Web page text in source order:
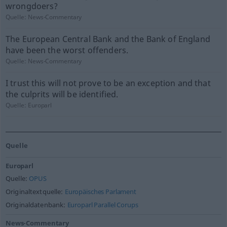
wrongdoers?
Quelle: News-Commentary
The European Central Bank and the Bank of England
have been the worst offenders.
Quelle: News-Commentary
I trust this will not prove to be an exception and that
the culprits will be identified.
Quelle: Europarl
Quelle
Europarl
Quelle: OPUS
Originaltextquelle: Europäisches Parlament
Originaldatenbank: Europarl Parallel Corups
News-Commentary